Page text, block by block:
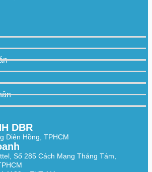
50 Hz: 25 fps (1280 × 720, 640 × 480, 640
× 360)
640 × 480, 640 × 360)
60 Hz: 10 fps (1920 × 1080, 1280 × 720,
Main stream: H.265/H.264/H.264+/H.265+,
Sub-stream: H.265/H.264/MJPEG,
Third stream: H.265/H.264,
*Third stream is supported under certain
settings.
DBR
Diên Hồng, TPHCM
Số 285 Cách Mạng Tháng Tám,